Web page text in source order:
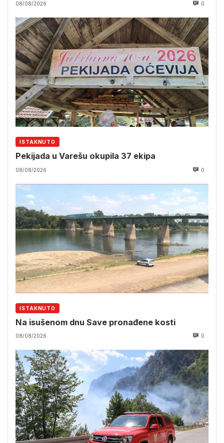
08/08/2026 0
ISTAKNUTO
Pekijada u Varešu okupila 37 ekipa
08/08/2026 0
ISTAKNUTO
Na isušenom dnu Save pronađene kosti
08/08/2026 0